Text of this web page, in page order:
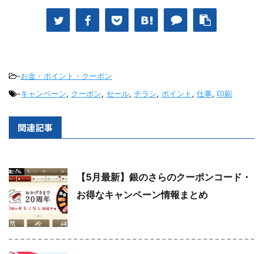
-お金・ポイント・クーポン
-キャンペーン, クーポン, セール, チラシ, ポイント , 仕事, 印刷
関連記事
【5月最新】銀のさらのクーポンコード・
お得なキャンペーン情報まとめ